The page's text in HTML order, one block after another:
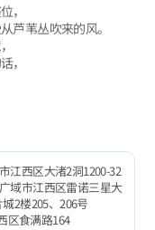
，
芦苇丛吹来的风。
，
江西区大渚2洞1200-32
域市江西区雷诺三星大
2楼205、206号
区食满路164